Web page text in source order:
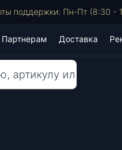
поддержки: Пн-Пт (8:30 -
Партнерам Доставка